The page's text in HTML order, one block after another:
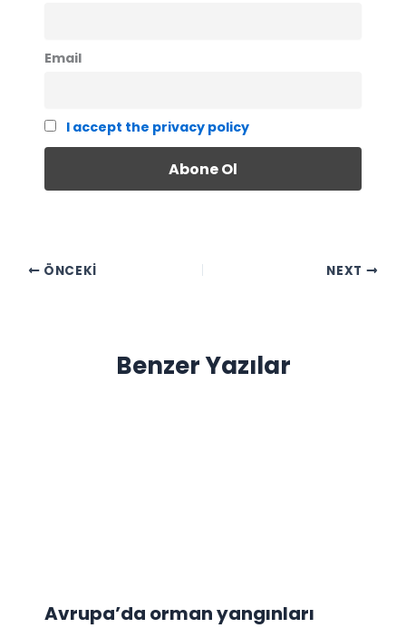
Email
I accept the privacy policy
ÖNCEKI NEXT
Benzer Yazılar
Avrupa’da orman yangınları